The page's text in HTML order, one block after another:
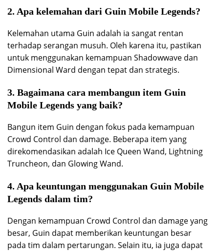
2. Apa kelemahan dari Guin Mobile Legends?
Kelemahan utama Guin adalah ia sangat rentan
terhadap serangan musuh. Oleh karena itu, pastikan
untuk menggunakan kemampuan Shadowwave dan
Dimensional Ward dengan tepat dan strategis.
3. Bagaimana cara membangun item Guin
Mobile Legends yang baik?
Bangun item Guin dengan fokus pada kemampuan
Crowd Control dan damage. Beberapa item yang
direkomendasikan adalah Ice Queen Wand, Lightning
Truncheon, dan Glowing Wand.
4. Apa keuntungan menggunakan Guin Mobile
Legends dalam tim?
Dengan kemampuan Crowd Control dan damage yang
besar, Guin dapat memberikan keuntungan besar
pada tim dalam pertarungan. Selain itu, ia juga dapat